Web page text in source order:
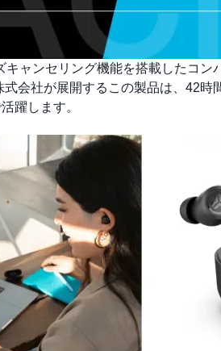
ャンセリング機能を搭載したコン
会社が展開するこの製品は、42時
躍します。